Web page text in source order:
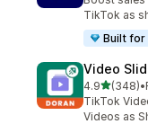
TikTok as
Built for
Video
4.9滿分 5 顆
(348)
共有 348 則•
TikTok
Videos as